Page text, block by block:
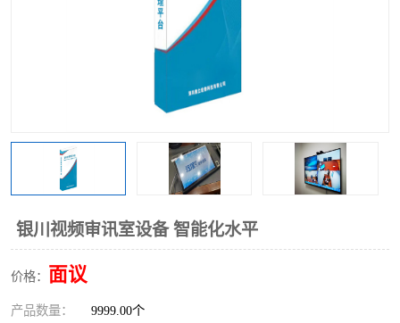
银川视频审讯室设备 智能化水平
价格： 面议
产品数量： 9999.00个